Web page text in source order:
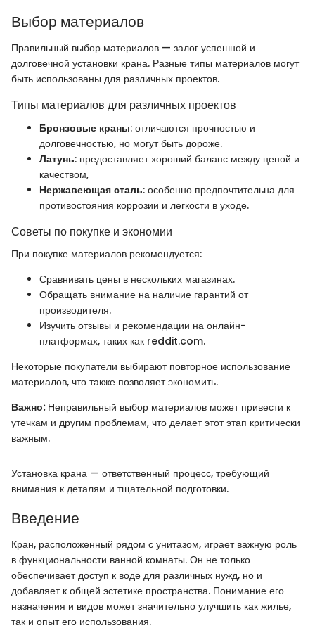
Выбор материалов
Правильный выбор материалов — залог успешной и
долговечной установки крана. Разные типы материалов могут
быть использованы для различных проектов.
Типы материалов для различных проектов
Бронзовые краны: отличаются прочностью и
долговечностью, но могут быть дороже.
Латунь: предоставляет хороший баланс между ценой и
качеством,
Нержавеющая сталь: особенно предпочтительна для
противостояния коррозии и легкости в уходе.
Советы по покупке и экономии
При покупке материалов рекомендуется:
Сравнивать цены в нескольких магазинах.
Обращать внимание на наличие гарантий от
производителя.
Изучить отзывы и рекомендации на онлайн-
платформах, таких как reddit.com.
Некоторые покупатели выбирают повторное использование
материалов, что также позволяет экономить.
Важно:Неправильный выбор материалов может привести к
утечкам и другим проблемам, что делает этот этап критически
важным.
Установка крана — ответственный процесс, требующий
внимания к деталям и тщательной подготовки.
Введение
Кран, расположенный рядом с унитазом, играет важную роль
в функциональности ванной комнаты. Он не только
обеспечивает доступ к воде для различных нужд, но и
добавляет к общей эстетике пространства. Понимание его
назначения и видов может значительно улучшить как жилье,
так и опыт его использования.